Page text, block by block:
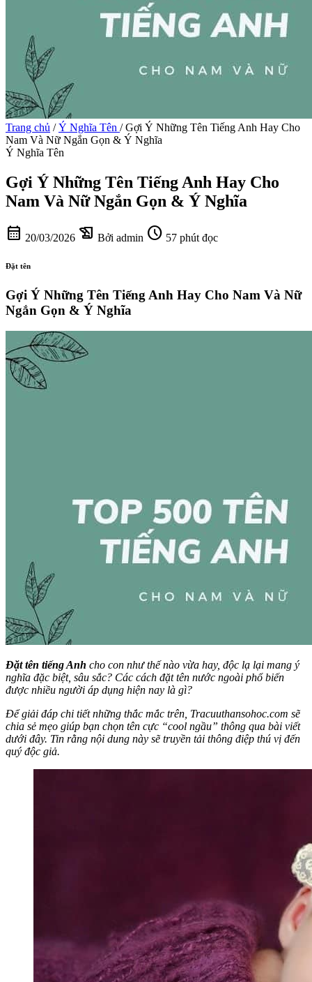
Trang chủ / Ý Nghĩa Tên / Gợi Ý Những Tên Tiếng Anh Hay Cho
Nam Và Nữ Ngắn Gọn & Ý Nghĩa
Ý Nghĩa Tên
Gợi Ý Những Tên Tiếng Anh Hay Cho
Nam Và Nữ Ngắn Gọn & Ý Nghĩa
calendar_month 20/03/2026 history_edu Bởi admin schedule 57 phút đọc
Đặt tên
Gợi Ý Những Tên Tiếng Anh Hay Cho Nam Và Nữ
Ngắn Gọn & Ý Nghĩa
Đặt tên tiếng Anh cho con như thế nào vừa hay, độc lạ lại mang ý
nghĩa đặc biệt, sâu sắc? Các cách đặt tên nước ngoài phổ biến
được nhiều người áp dụng hiện nay là gì?
Để giải đáp chi tiết những thắc mắc trên, Tracuuthansohoc.com sẽ
chia sẻ mẹo giúp bạn chọn tên cực “cool ngầu” thông qua bài viết
dưới đây. Tin rằng nội dung này sẽ truyền tải thông điệp thú vị đến
quý độc giả.